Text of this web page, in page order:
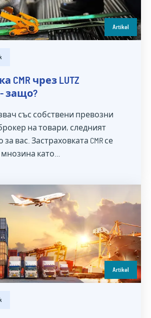
Artikel
CMR чрез LUTZ
- защо?
със собствени превозни
на товари, следният
вас. Застраховката CMR се
като…
Artikel